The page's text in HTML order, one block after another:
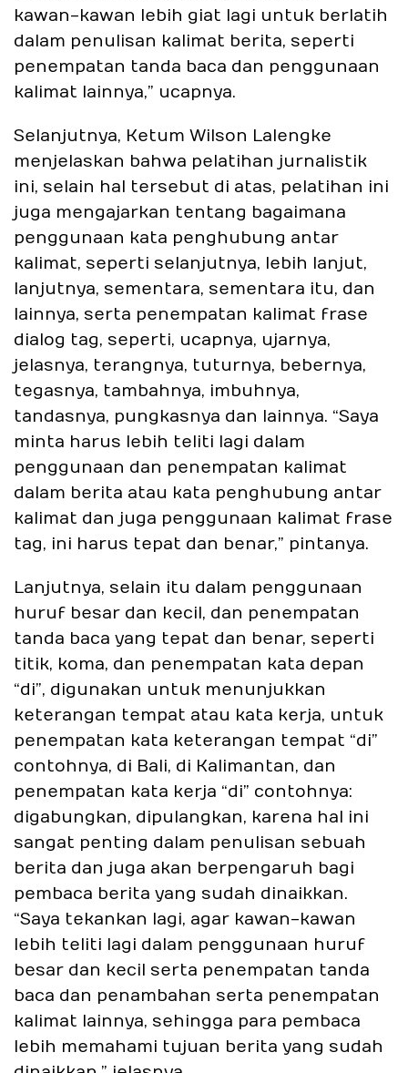
kawan-kawan lebih giat lagi untuk berlatih
dalam penulisan kalimat berita, seperti
penempatan tanda baca dan penggunaan
kalimat lainnya,” ucapnya.
Selanjutnya, Ketum Wilson Lalengke
menjelaskan bahwa pelatihan jurnalistik
ini, selain hal tersebut di atas, pelatihan ini
juga mengajarkan tentang bagaimana
penggunaan kata penghubung antar
kalimat, seperti selanjutnya, lebih lanjut,
lanjutnya, sementara, sementara itu, dan
lainnya, serta penempatan kalimat frase
dialog tag, seperti, ucapnya, ujarnya,
jelasnya, terangnya, tuturnya, bebernya,
tegasnya, tambahnya, imbuhnya,
tandasnya, pungkasnya dan lainnya. “Saya
minta harus lebih teliti lagi dalam
penggunaan dan penempatan kalimat
dalam berita atau kata penghubung antar
kalimat dan juga penggunaan kalimat frase
tag, ini harus tepat dan benar,” pintanya.
Lanjutnya, selain itu dalam penggunaan
huruf besar dan kecil, dan penempatan
tanda baca yang tepat dan benar, seperti
titik, koma, dan penempatan kata depan
“di”, digunakan untuk menunjukkan
keterangan tempat atau kata kerja, untuk
penempatan kata keterangan tempat “di”
contohnya, di Bali, di Kalimantan, dan
penempatan kata kerja “di” contohnya:
digabungkan, dipulangkan, karena hal ini
sangat penting dalam penulisan sebuah
berita dan juga akan berpengaruh bagi
pembaca berita yang sudah dinaikkan.
“Saya tekankan lagi, agar kawan-kawan
lebih teliti lagi dalam penggunaan huruf
besar dan kecil serta penempatan tanda
baca dan penambahan serta penempatan
kalimat lainnya, sehingga para pembaca
lebih memahami tujuan berita yang sudah